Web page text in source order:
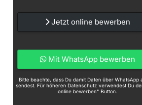
Jetzt online bewerben
Mit WhatsApp bewerben
Bitte beachte, dass Du damit Daten über WhatsApp
sendest. Für höheren Datenschutz verwendest Du
online bewerben" Button.